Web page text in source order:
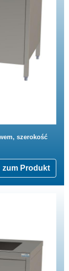
szerokość
zum Produkt